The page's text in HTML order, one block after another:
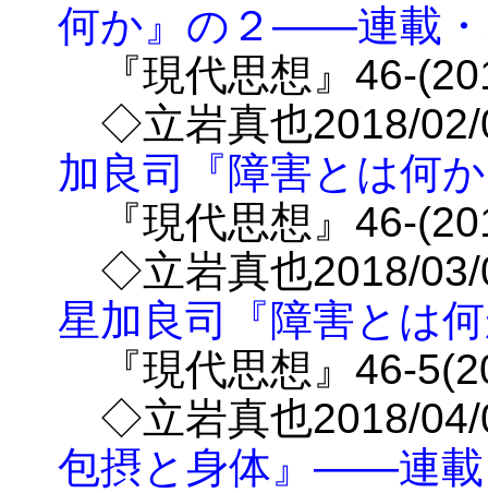
何か』の２――連載・
『現代思想』46-
◇立岩真也2018/
加良司『障害とは何
『現代思想』46-
◇立岩真也2018/
星加良司『障害とは
『現代思想』46-
◇立岩真也2018/
包摂と身体』――連載